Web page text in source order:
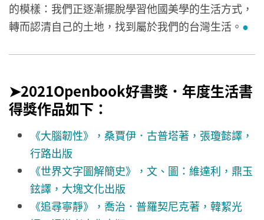
的模樣：我們正逐漸擺脫學習他國美學的生活方式，
轉而認清自己的土地，找到屬於我們的台灣生活。 ●
➤2021Openbook好書獎．年度生活書
得獎作品如下：
《大腦韌性》，桑賈伊．古普塔著，張瓊懿譯，
行路出版
《世界文字圖解簡史》，文、圖：維達利，鼎玉
鉉譯，大塊文化出版
《追尋寧靜》，喬治．普羅契尼克著，韓絜光